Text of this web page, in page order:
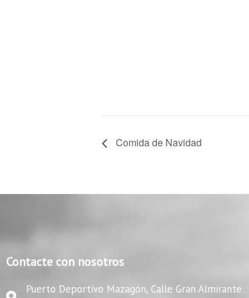
Comida de Navidad
Contacte con nosotros
Puerto Deportivo Mazagón, Calle Gran Almirante